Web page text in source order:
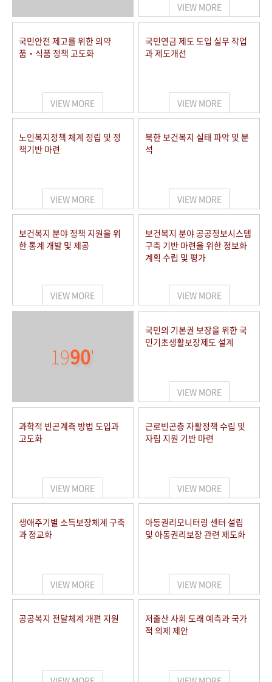
VIEW MORE
국민안전 제고를 위한 의약
품‧식품 정책 고도화
VIEW MORE
국민연금 제도 도입 실무 작업
과 제도개선
VIEW MORE
노인복지정책 체계 정립 및 정
책기반 마련
VIEW MORE
북한 보건복지 실태 파악 및 분
석
VIEW MORE
보건복지 분야 정책 지원을 위
한 통계 개발 및 제공
VIEW MORE
보건복지 분야 공공정보시스템
구축 기반 마련을 위한 정보화
계획 수립 및 평가
VIEW MORE
1990'
국민의 기본권 보장을 위한 국
민기초생활보장제도 설계
VIEW MORE
과학적 빈곤계측 방법 도입과
고도화
VIEW MORE
근로빈곤층 자활정책 수립 및
자립 지원 기반 마련
VIEW MORE
생애주기별 소득보장체계 구축
과 정교화
VIEW MORE
아동권리모니터링 센터 설립
및 아동권리보장 관련 제도화
VIEW MORE
공공복지 전달체계 개편 지원
저출산 사회 도래 예측과 국가
적 의제 제안